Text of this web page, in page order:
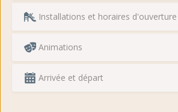
Installations et horaires d'ouverture
Animations
Arrivée et départ